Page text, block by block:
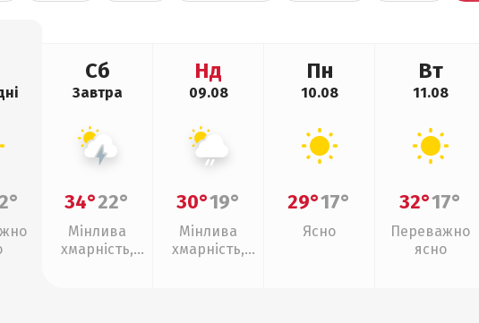
Сб
Завтра
34°22°
Мінлива
хмарність,
Нд
09.08
30°19°
Мінлива
хмарність,
Пн
10.08
29°17°
Ясно
Вт
11.08
32°17°
Переважно
ясно